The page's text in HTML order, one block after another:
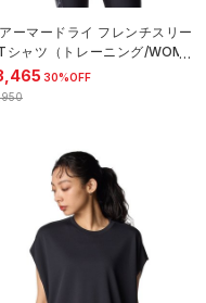
ーマードライ フレンチスリー
シャツ（トレーニング/WOME
30%OFF